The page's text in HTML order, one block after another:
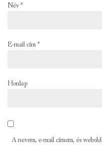
Név*
E-mail cím*
Honlap
A nevem, e-mail címem, és